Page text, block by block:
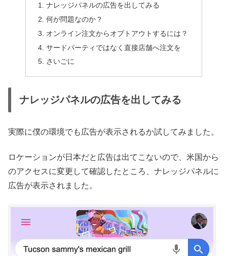
ナレッジパネルの広告を出してみる
何が問題なのか？
オンライン注文からオプトアウトするには？
サードパーティではなく直接店舗へ注文を
さいごに
ナレッジパネルの広告を出してみる
実際に僕の環境でも広告が表示されるか試してみました。
ロケーションが日本だと広告は出てこないので、米国から
のアクセスに変更して確認したところ、ナレッジパネルに
広告が表示されました。